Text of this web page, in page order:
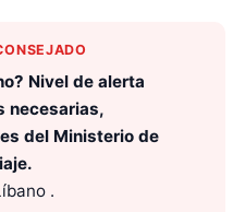
Nivel de alerta
necesarias,
del Ministerio de
.